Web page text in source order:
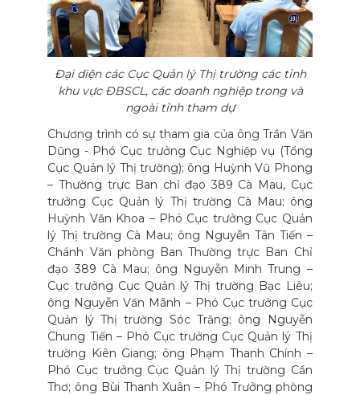
Đại diện các Cục Quản lý Thị trường các tỉnh
khu vực ĐBSCL, các doanh nghiệp trong và
ngoài tỉnh tham dự
Chương trình có sự tham gia của ông Trần Văn
Dũng - Phó Cục trưởng Cục Nghiệp vụ (Tổng
Cục Quản lý Thị trường); ông Huỳnh Vũ Phong
– Thường trực Ban chỉ đạo 389 Cà Mau, Cục
trưởng Cục Quản lý Thị trường Cà Mau; ông
Huỳnh Văn Khoa – Phó Cục trưởng Cục Quản
lý Thị trường Cà Mau; ông Nguyễn Tân Tiến –
Chánh Văn phòng Ban Thường trực Ban Chỉ
đạo 389 Cà Mau; ông Nguyễn Minh Trung –
Cục trưởng Cục Quản lý Thị trường Bạc Liêu;
ông Nguyễn Văn Mãnh – Phó Cục trưởng Cục
Quản lý Thị trường Sóc Trăng; ông Nguyễn
Chung Tiến – Phó Cục trưởng Cục Quản lý Thị
trường Kiên Giang; ông Phạm Thanh Chính –
Phó Cục trưởng Cục Quản lý Thị trường Cần
Thơ; ông Bùi Thanh Xuân – Phó Trưởng phòng